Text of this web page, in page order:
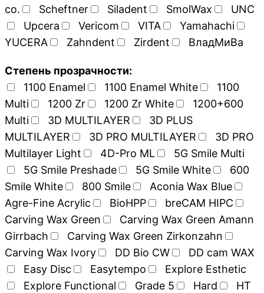
co.
Scheftner Siladent SmolWax
UNC
Upcera
Vericom VITA
Yamahachi
YUCERA
Zahndent Zirdent ВладМиВа
Степень прозрачности:
1100 Enamel
1100 Enamel White
1100
Multi
1200 Zr 1200 Zr White
1200+600
Multi
3D MULTILAYER
3D PLUS
MULTILAYER
3D PRO MULTILAYER
3D PRO
Multilayer Light
4D-Pro ML
5G Smile Multi
5G Smile Preshade
5G Smile White
600
Smile White
800 Smile
Aconia Wax Blue
Agre-Fine Acrylic
BioHPP
breCAM HIPC
Carving Wax Green
Carving Wax Green Amann
Girrbach
Carving Wax Green Zirkonzahn
Carving Wax Ivory
DD Bio CW
DD cam WAX
Easy Disc
Easytempo
Explore Esthetic
Explore Functional
Grade 5 Hard
HT